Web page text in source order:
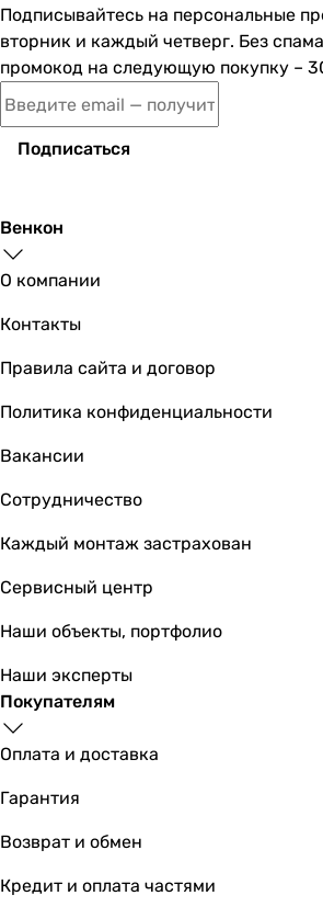
Подписывайтесь на персональные
вторник и каждый четверг. Без
промокод на следующую покупку –
Подписаться
Венкон
О компании
Контакты
Правила сайта и договор
Политика конфиденциальности
Вакансии
Сотрудничество
Каждый монтаж застрахован
Сервисный центр
Наши объекты, портфолио
Наши эксперты
Покупателям
Оплата и доставка
Гарантия
Возврат и обмен
Кредит и оплата частями